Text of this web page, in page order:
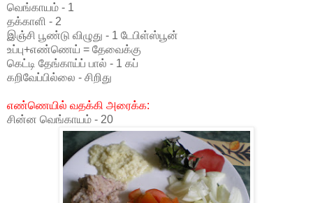
வெங்காயம் - 1
தக்காளி - 2
இஞ்சி பூண்டு விழுது - 1 டேபிள்ஸ்பூன்
உப்பு+எண்ணெய் = தேவைக்கு
கெட்டி தேங்காய்ப் பால் - 1 கப்
கறிவேப்பில்லை - சிறிது
எண்ணெயில் வதக்கி அரைக்க:
சின்ன வெங்காயம் - 20